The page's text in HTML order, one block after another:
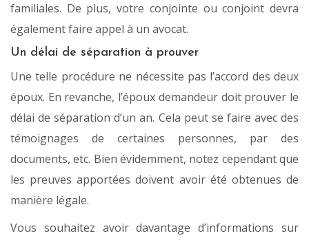
familiales. De plus, votre conjointe ou conjoint devra
également faire appel à un avocat.
Un délai de séparation à prouver
Une telle procédure ne nécessite pas l’accord des deux
époux. En revanche, l’époux demandeur doit prouver le
délai de séparation d’un an. Cela peut se faire avec des
témoignages de certaines personnes, par des
documents, etc. Bien évidemment, notez cependant que
les preuves apportées doivent avoir été obtenues de
manière légale.
Vous souhaitez avoir davantage d’informations sur